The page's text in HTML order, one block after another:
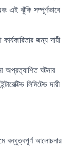
এই ঝুঁকি সম্পূর্ণভাবে
জন্য দায়ী
অপ্রত্যাশিত ঘটনার
লিমিটেড দায়ী
বন্ধুত্বপূর্ণ আলোচনার